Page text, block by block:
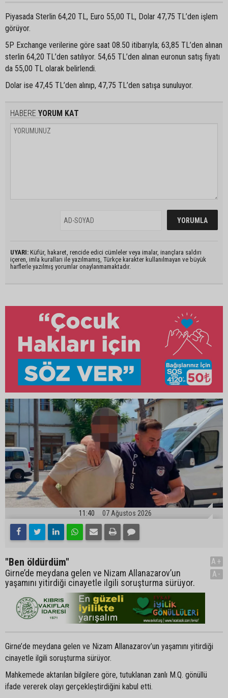
Piyasada Sterlin 64,20 TL, Euro 55,00 TL, Dolar 47,75 TL’den işlem
görüyor.
5P Exchange verilerine göre saat 08.50 itibarıyla; 63,85 TL’den alınan
sterlin 64,20 TL’den satılıyor. 54,65 TL’den alınan euronun satış fiyatı
da 55,00 TL olarak belirlendi.
Dolar ise 47,45 TL’den alınıp, 47,75 TL’den satışa sunuluyor.
HABERE YORUM KAT
UYARI: Küfür, hakaret, rencide edici cümleler veya imalar, inançlara saldırı
içeren, imla kuralları ile yazılmamış, Türkçe karakter kullanılmayan ve büyük
harflerle yazılmış yorumlar onaylanmamaktadır.
11:40 07 Ağustos 2026
"Ben öldürdüm"
Girne’de meydana gelen ve Nizam Allanazarov’un
yaşamını yitirdiği cinayetle ilgili soruşturma sürüyor.
A+
A-
Girne’de meydana gelen ve Nizam Allanazarov’un yaşamını yitirdiği
cinayetle ilgili soruşturma sürüyor.
Mahkemede aktarılan bilgilere göre, tutuklanan zanlı M.Q. gönüllü
ifade vererek olayı gerçekleştirdiğini kabul etti.